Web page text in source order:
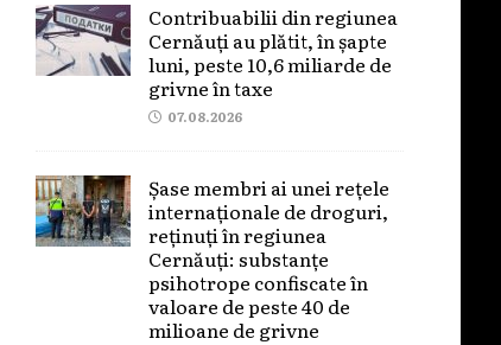
Contribuabilii din regiunea
Cernăuți au plătit, în șapte
luni, peste 10,6 miliarde de
grivne în taxe
07.08.2026
Șase membri ai unei rețele
internaționale de droguri,
reținuți în regiunea
Cernăuți: substanțe
psihotrope confiscate în
valoare de peste 40 de
milioane de grivne